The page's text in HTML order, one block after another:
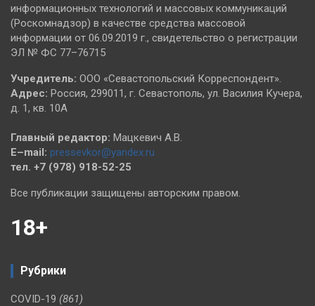
информационных технологий и массовых коммуникаций
(Роскомнадзор) в качестве средства массовой
информации от 06.09.2019 г., свидетельство о регистрации
ЭЛ № ФС 77–76715
Учредитель: ООО «Севастопольский Корреспондент».
Адрес: Россия, 299011, г. Севастополь, ул. Василия Кучера,
д. 1, кв. 10А
Главный редактор: Мацкевич А.В.
E–mail: pressevkor@yandex.ru
тел. +7 (978) 918-52-25
Все публикации защищены авторским правом.
18+
Рубрики
COVID-19 (861)